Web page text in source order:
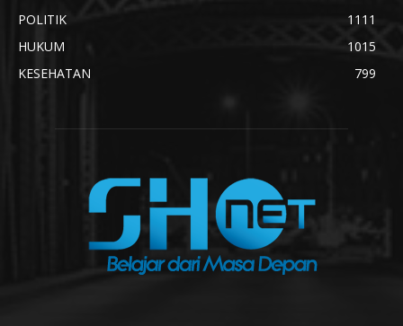
POLITIK
1111
HUKUM
1015
KESEHATAN
799